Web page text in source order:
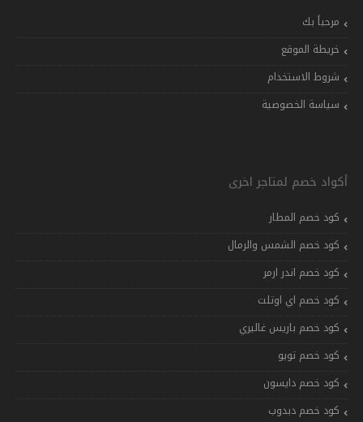
مرحباً بك
خريطة الموقع
شروط الاستخدام
سياسة الخصوصية
أكواد خصم لمتاجر اخرى
كود خصم المطار
كود خصم الشمس والرمال
كود خصم اندر ارمر
كود خصم اي اوتلت
كود خصم باريس غاليري
كود خصم تويو
كود خصم دايسون
كود خصم دبدوب